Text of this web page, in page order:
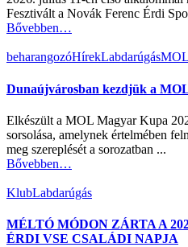
Fesztivált a Novák Ferenc Érdi
Bővebben…
beharangozóHírekLabdarúgás
Dunaújvárosban kezdjük a
Elkészült a MOL Magyar Kupa
sorsolása, amelynek értelmében
meg szereplését a sorozatban ...
Bővebben…
KlubLabdarúgás
MÉLTÓ MÓDON ZÁRTA A
ÉRDI VSE CSALÁDI NAPJA